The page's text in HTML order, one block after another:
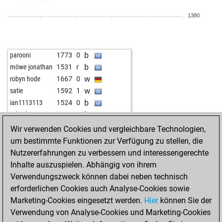
w
pedro1234 1735 0 w
newplan 1821 0 w
der excelsior 1805 0 b
alpar54 1916 1 w
jim cowden 2005 0 w
renecc 1687 1 w
gustel9 1599 1 b
holmiii 1641 1 b
echo66 1901 0 w
willi bruz 1700 0 b
itsmehello5 1911 1 w
vasil trickov 2406 0 b
thenalirama2 1957 1 b
alidacs 1810 0 b
1380
parooni 1773 0 b
möwe jonathan 1531 r b
robyn hode 1667 0 w
satie 1592 1 w
ian1113113 1524 0 b
schachmatt3 1747 1 b
bombadil 1718 0 b
bombadil 1741 1 w
satie 1653 0 b
amateur63 1352 1 b
ottokatz23 1644 1 w
fritz0 1588 1 w
freebobby2 1696 0 w
greatzot 1357 1 b
Wir verwenden Cookies und vergleichbare Technologien,
um bestimmte Funktionen zur Verfügung zu stellen, die
Nutzererfahrungen zu verbessern und interessengerechte
Inhalte auszuspielen. Abhängig von ihrem
Verwendungszweck können dabei neben technisch
erforderlichen Cookies auch Analyse-Cookies sowie
Marketing-Cookies eingesetzt werden. Hierkönnen Sie der
Verwendung von Analyse-Cookies und Marketing-Cookies